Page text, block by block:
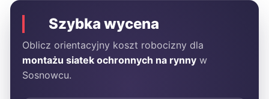
Szybka wycena
Oblicz orientacyjny koszt robocizny dla
montażu siatek ochronnych na rynny w
Sosnowcu.